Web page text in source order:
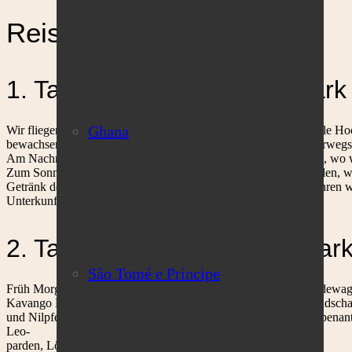
Ghana
São Tomé e Príncipe
Reiseprogramm
1. Tag:Mahango National Park
Wir fliegen ab Windhoek in nördlicher Richtung über das zentrale
bewachsenen Kavango Fluss liegt. (Weitere Gäste könnten
Am Nachmittag unternehmen wir auf dem Fluss eine Bootsfahrt,
Zum Sonnenuntergang befinden wir uns dann vor den Popa Fällen,
Getränk der untergehenden Sonne Adieu wünschen. Danach
Unterkunft Divava Okavango Lodge & Spa.
2. Tag: Mahango National
Früh Morgens fahren wir auf eine Pirschfahrt im offenen
Kavango Flusses befindet, umfaßt eine abwechslungsreiche
und Nilpferde ebenso wie Büffel, Sitatunga-Antilopen und
Leo-
parden, Löwen oder ein Rudel Wildhunde erspähen.